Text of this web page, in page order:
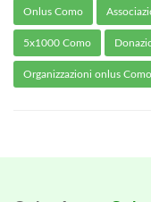
Onlus Como
5x1000 Como
Organizzazioni onlus Como